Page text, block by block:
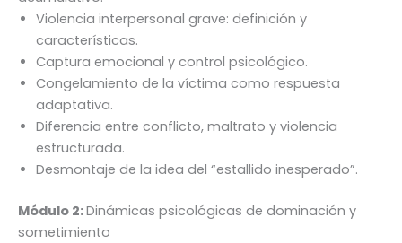
Violencia interpersonal grave: definición y
características.
Captura emocional y control psicológico.
Congelamiento de la víctima como respuesta
adaptativa.
Diferencia entre conflicto, maltrato y violencia
estructurada.
Desmontaje de la idea del “estallido inesperado”.
Módulo 2:Dinámicas psicológicas de dominación y
sometimiento